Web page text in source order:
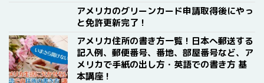
アメリカのグリーンカード申請取得後にやっ
と免許更新完了！
アメリカ住所の書き方一覧！日本へ郵送する
記入例、郵便番号、番地、部屋番号など、ア
メリカで手紙の出し方・英語での書き方 基
本講座！